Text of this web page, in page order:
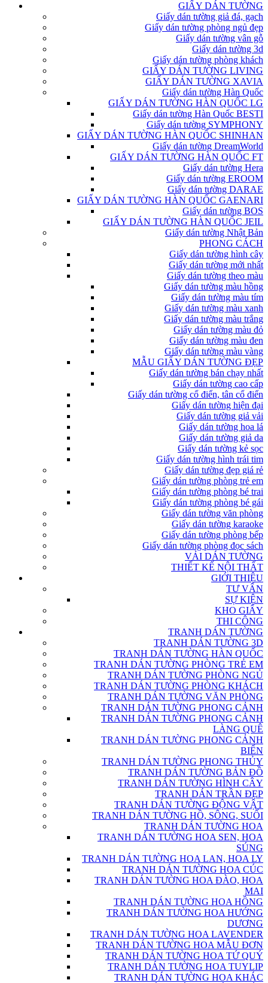
GIẤY DÁN TƯỜNG
Giấy dán tường giả đá, gạch
Giấy dán tường phòng ngủ đẹp
Giấy dán tường vân gỗ
Giấy dán tường 3d
Giấy dán tường phòng khách
GIẤY DÁN TƯỜNG LIVING
GIẤY DÁN TƯỜNG XAVIA
Giấy dán tường Hàn Quốc
GIẤY DÁN TƯỜNG HÀN QUỐC LG
Giấy dán tường Hàn Quốc BESTI
Giấy dán tường SYMPHONY
GIẤY DÁN TƯỜNG HÀN QUỐC SHINHAN
Giấy dán tường DreamWorld
GIẤY DÁN TƯỜNG HÀN QUỐC FT
Giấy dán tường Hera
Giấy dán tường EROOM
Giấy dán tường DARAE
GIẤY DÁN TƯỜNG HÀN QUỐC GAENARI
Giấy dán tường BOS
GIẤY DÁN TƯỜNG HÀN QUỐC JEIL
Giấy dán tường Nhật Bản
PHONG CÁCH
Giấy dán tường hình cây
Giấy dán tường mới nhất
Giấy dán tường theo màu
Giấy dán tường màu hồng
Giấy dán tường màu tím
Giấy dán tường màu xanh
Giấy dán tường màu trắng
Giấy dán tường màu đỏ
Giấy dán tường màu đen
Giấy dán tường màu vàng
MẪU GIẤY DÁN TƯỜNG ĐẸP
Giấy dán tường bán chạy nhất
Giấy dán tường cao cấp
Giấy dán tường cổ điển, tân cổ điển
Giấy dán tường hiện đại
Giấy dán tường giả vải
Giấy dán tường hoa lá
Giấy dán tường giả da
Giấy dán tường kẻ sọc
Giấy dán tường hình trái tim
Giấy dán tường đẹp giá rẻ
Giấy dán tường phòng trẻ em
Giấy dán tường phòng bé trai
Giấy dán tường phòng bé gái
Giấy dán tường văn phòng
Giấy dán tường karaoke
Giấy dán tường phòng bếp
Giấy dán tường phòng đọc sách
VẢI DÁN TƯỜNG
THIẾT KẾ NỘI THẤT
GIỚI THIỆU
TƯ VẤN
SỰ KIỆN
KHO GIẤY
THI CÔNG
TRANH DÁN TƯỜNG
TRANH DÁN TƯỜNG 3D
TRANH DÁN TƯỜNG HÀN QUỐC
TRANH DÁN TƯỜNG PHÒNG TRẺ EM
TRANH DÁN TƯỜNG PHÒNG NGỦ
TRANH DÁN TƯỜNG PHÒNG KHÁCH
TRANH DÁN TƯỜNG VĂN PHÒNG
TRANH DÁN TƯỜNG PHONG CẢNH
TRANH DÁN TƯỜNG PHONG CẢNH
LÀNG QUÊ
TRANH DÁN TƯỜNG PHONG CẢNH
BIỂN
TRANH DÁN TƯỜNG PHONG THỦY
TRANH DÁN TƯỜNG BẢN ĐỒ
TRANH DÁN TƯỜNG HÌNH CÂY
TRANH DÁN TRẦN ĐẸP
TRANH DÁN TƯỜNG ĐỘNG VẬT
TRANH DÁN TƯỜNG HỒ, SÔNG, SUỐI
TRANH DÁN TƯỜNG HOA
TRANH DÁN TƯỜNG HOA SEN, HOA
SÚNG
TRANH DÁN TƯỜNG HOA LAN, HOA LY
TRANH DÁN TƯỜNG HOA CÚC
TRANH DÁN TƯỜNG HOA ĐÀO, HOA
MAI
TRANH DÁN TƯỜNG HOA HỒNG
TRANH DÁN TƯỜNG HOA HƯỚNG
DƯƠNG
TRANH DÁN TƯỜNG HOA LAVENDER
TRANH DÁN TƯỜNG HOA MẪU ĐƠN
TRANH DÁN TƯỜNG HOA TỨ QUÝ
TRANH DÁN TƯỜNG HOA TUYLIP
TRANH DÁN TƯỜNG HOA KHÁC